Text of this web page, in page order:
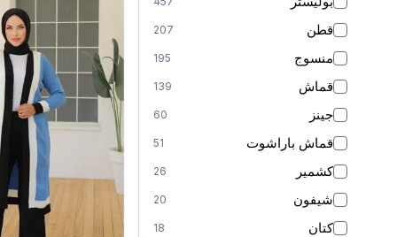
قطن 207
منسوج 195
قماش 139
جينز 60
قماش باراشوت 51
كشمير 26
شيفون 20
كتان 18